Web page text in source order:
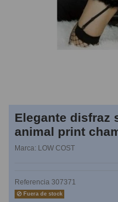
Elegante disfraz
animal print
Marca: LOW COST
Referencia 307371
Fuera de stock